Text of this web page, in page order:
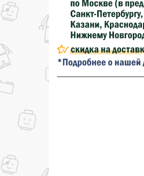
Золотая скидка
персональная
(фото сборки)